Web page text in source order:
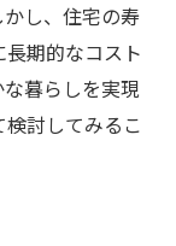
し、住宅の寿
期的なコスト
暮らしを実現
討してみるこ